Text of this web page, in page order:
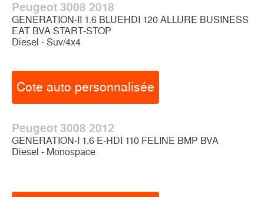
Peugeot 3008 2018
GENERATION-II 1.6 BLUEHDI 120 ALLURE BUSINESS
EAT BVA START-STOP
Diesel - Suv/4x4
Cote auto personnalisée
Peugeot 3008 2012
GENERATION-I 1.6 E-HDI 110 FELINE BMP BVA
Diesel - Monospace